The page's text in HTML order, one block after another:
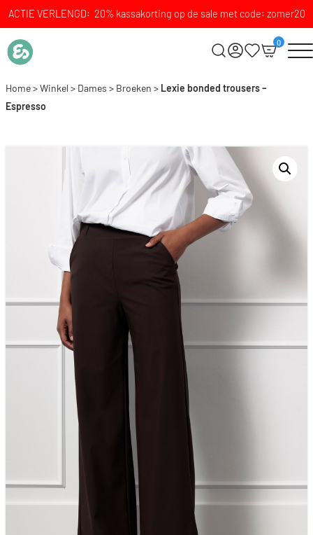
ACTIE VERLENGD: 20% kassakorting op de sale met code: zomer20
0
Home>Winkel> Dames > Broeken > Lexie bonded trousers –
Espresso